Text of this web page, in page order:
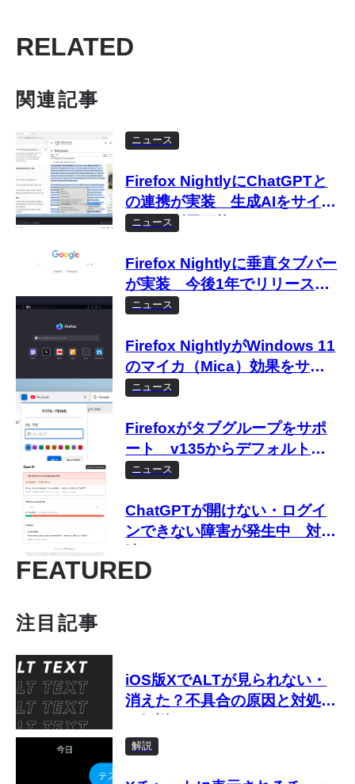
RELATED
関連記事
ニュース
Firefox NightlyにChatGPTと
の連携が実装 生成AIをサイド
バーで利用可能に
ニュース
Firefox Nightlyに垂直タブバー
が実装 今後1年でリリース予
定
ニュース
Firefox NightlyがWindows 11
のマイカ（Mica）効果をサポ
ート
ニュース
Firefoxがタブグループをサポ
ート v135からデフォルトで
有効化
ニュース
ChatGPTが開けない・ログイ
ンできない障害が発生中 対処
FEATURED
注目記事
iOS版XでALTが見られない・
消えた？不具合の原因と対処法
解説